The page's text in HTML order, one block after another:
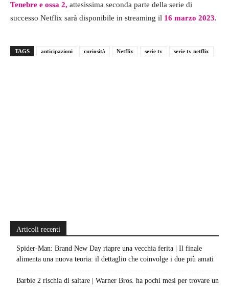
Tenebre e ossa 2, attesissima seconda parte della serie di
successo Netflix sarà disponibile in streaming il 16 marzo 2023.
TAGS anticipazioni curiosità Netflix serie tv serie tv netflix
Articoli recenti
Spider-Man: Brand New Day riapre una vecchia ferita | Il finale
alimenta una nuova teoria: il dettaglio che coinvolge i due più amati
Barbie 2 rischia di saltare | Warner Bros. ha pochi mesi per trovare un